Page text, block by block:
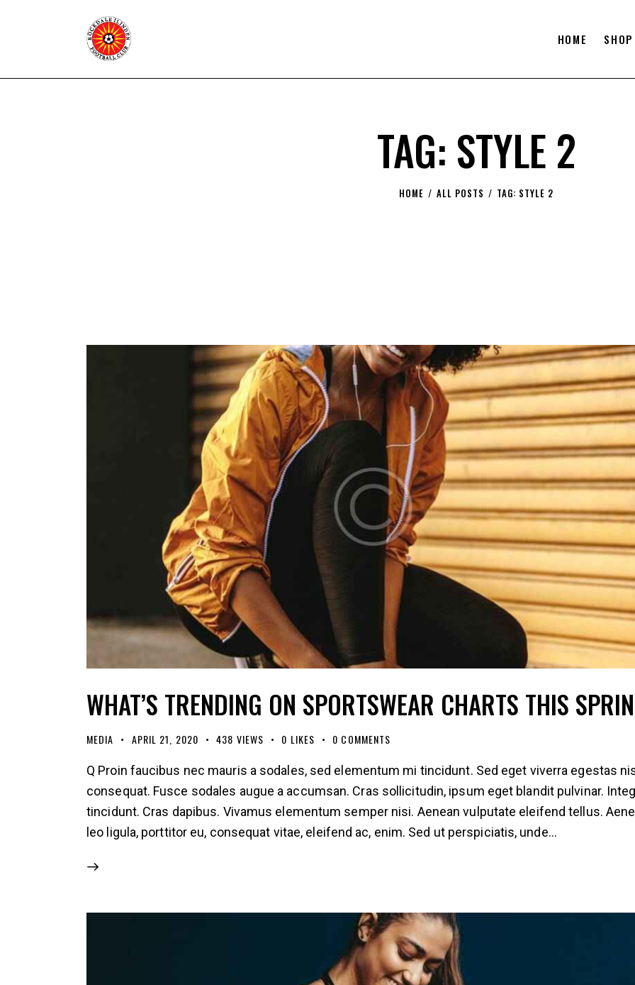
HOME SHOP
TAG: STYLE 2
HOME ALL POSTS TAG: STYLE 2
WHAT’S TRENDING ON SPORTSWEAR CHARTS THIS
MEDIA APRIL 21, 2020 438 VIEWS 0 LIKES 0 COMMENTS
Q Proin faucibus nec mauris a sodales, sed elementum mi tincidunt. Sed eget viverra egestas
consequat. Fusce sodales augue a accumsan. Cras sollicitudin, ipsum eget blandit pulvinar.
tincidunt. Cras dapibus. Vivamus elementum semper nisi. Aenean vulputate eleifend tellus.
leo ligula, porttitor eu, consequat vitae, eleifend ac, enim. Sed ut perspiciatis, unde…